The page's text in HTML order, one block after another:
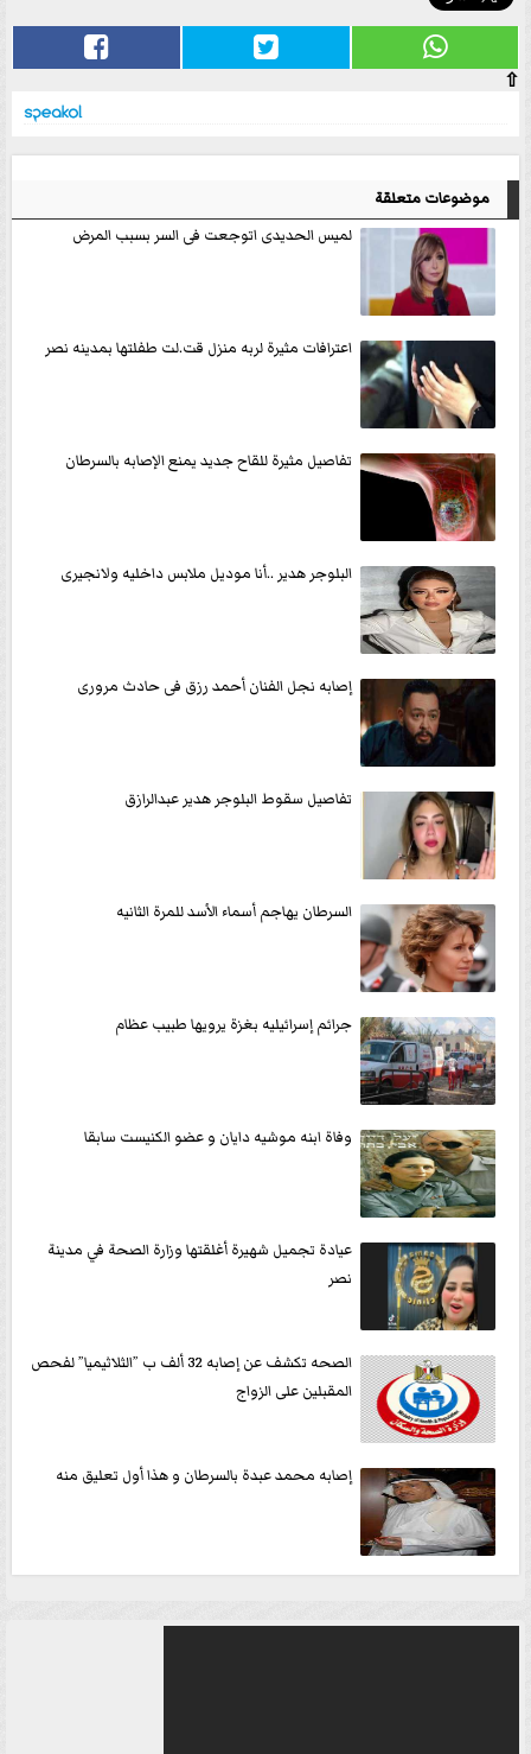
⇧
موضوعات متعلقة
لميس الحديدى اتوجعت فى السر بسبب المرض
اعترافات مثيرة لربه منزل قت.لت طفلتها بمدينه نصر
تفاصيل مثيرة للقاح جديد يمنع الإصابه بالسرطان
البلوجر هدير ..أنا موديل ملابس داخليه ولانجيرى
إصابه نجل الفنان أحمد رزق فى حادث مرورى
تفاصيل سقوط البلوجر هدير عبدالرازق
السرطان يهاجم أسماء الأسد للمرة الثانيه
جرائم إسرائيليه بغزة يرويها طبيب عظام
وفاة ابنه موشيه دايان و عضو الكنيست سابقا
عيادة تجميل شهيرة أغلقتها وزارة الصحة في مدينة
نصر
الصحه تكشف عن إصابه 32 ألف ب ”الثلاثيميا” لفحص
المقبلين على الزواج
إصابه محمد عبدة بالسرطان و هذا أول تعليق منه